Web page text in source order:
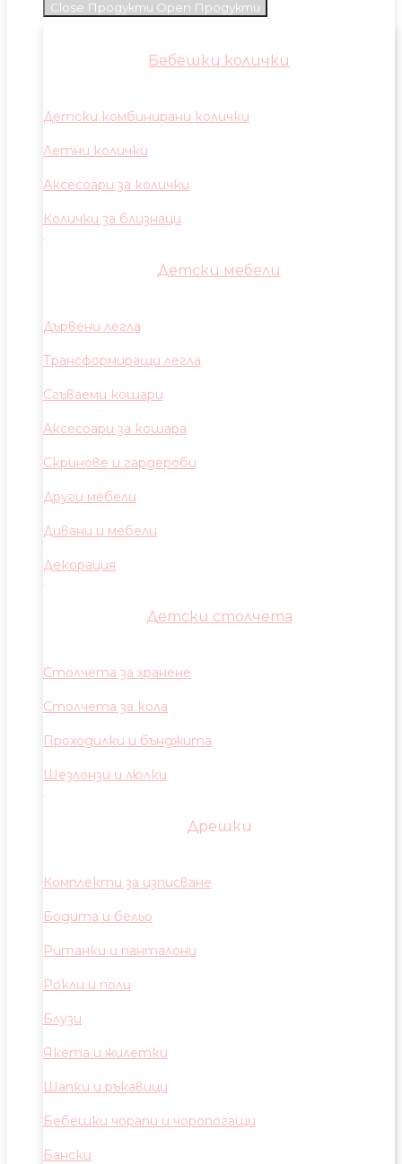
Close Продукти Open Продукти
Бебешки колички
Детски комбинирани колички
Летни колички
Аксесоари за колички
Колички за близнаци
Детски мебели
Дървени легла
Трансформиращи легла
Сгъваеми кошари
Аксесоари за кошара
Скринове и гардероби
Други мебели
Дивани и мебели
Декорация
Детски столчета
Столчета за хранене
Столчета за кола
Проходилки и бънджита
Шезлонзи и люлки
Дрешки
Комплекти за изписване
Бодита и бельо
Ританки и панталони
Рокли и поли
Блузи
Якета и жилетки
Шапки и ръкавици
Бебешки чорапи и чоропогащи
Бански